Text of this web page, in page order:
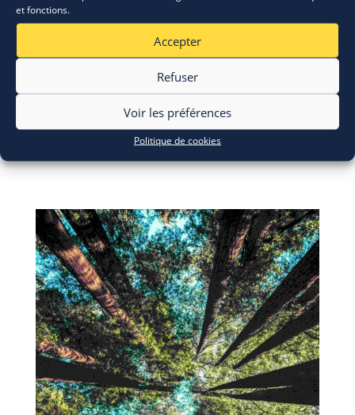
et fonctions.
Accepter
Refuser
Voir les préférences
Politique de cookies
ERASMUS+: appel à candidatures
28 Juil 2026